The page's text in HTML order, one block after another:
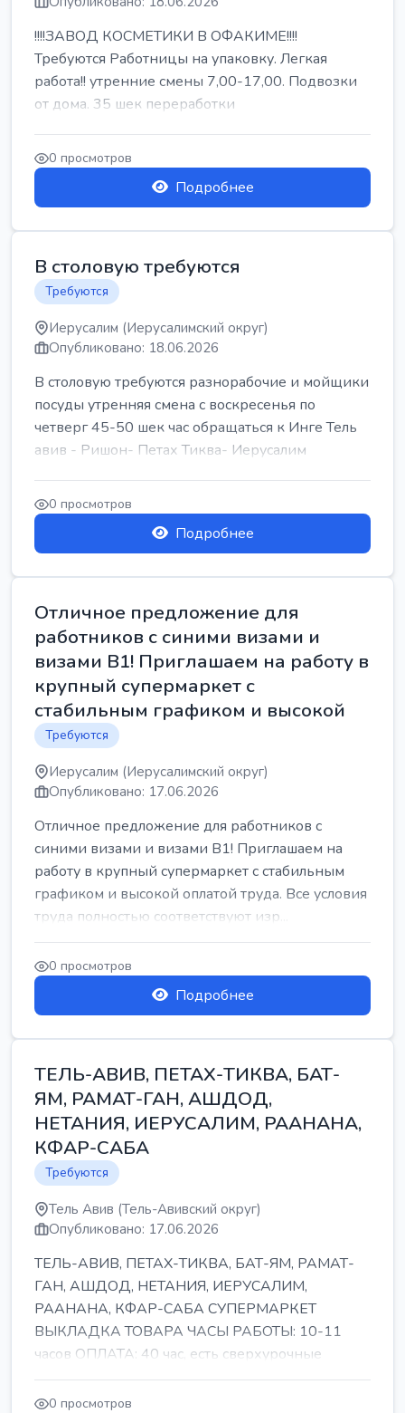
!!!!ЗАВОД КОСМЕТИКИ В ОФАКИМЕ!!!!
Требуются Работницы на упаковку. Легкая
работа!! утренние смены 7,00-17,00. Подвозки
от дома. 35 шек переработки
0 просмотров
Подробнее
В столовую требуются
Требуются
Иерусалим (Иерусалимский округ)
Опубликовано: 18.06.2026
В столовую требуются разнорабочие и мойщики
посуды утренняя смена с воскресенья по
четверг 45-50 шек час обращаться к Инге Тель
авив - Ришон- Петах Тиква- Иерусалим
0 просмотров
Подробнее
Отличное предложение для
работников с синими визами и
визами B1! Приглашаем на работу в
крупный супермаркет с
стабильным графиком и высокой
Требуются
Иерусалим (Иерусалимский округ)
Опубликовано: 17.06.2026
Отличное предложение для работников с
синими визами и визами B1! Приглашаем на
работу в крупный супермаркет с стабильным
графиком и высокой оплатой труда. Все условия
труда полностью соответствуют изр...
0 просмотров
Подробнее
ТЕЛЬ-АВИВ, ПЕТАХ-ТИКВА, БАТ-
ЯМ, РАМАТ-ГАН, АШДОД,
НЕТАНИЯ, ИЕРУСАЛИМ, РААНАНА,
КФАР-САБА
Требуются
Тель Авив (Тель-Авивский округ)
Опубликовано: 17.06.2026
ТЕЛЬ-АВИВ, ПЕТАХ-ТИКВА, БАТ-ЯМ, РАМАТ-
ГАН, АШДОД, НЕТАНИЯ, ИЕРУСАЛИМ,
РААНАНА, КФАР-САБА СУПЕРМАРКЕТ
ВЫКЛАДКА ТОВАРА ЧАСЫ РАБОТЫ: 10-11
часов ОПЛАТА: 40 час, есть сверхурочные
ПИТАНИЕ ЕСТЬ Для синих б...
0 просмотров